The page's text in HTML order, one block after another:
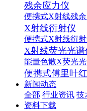
残余应力仪
便携式X射线残
X射线衍射仪
便携式X射线衍
X射线荧光光谱
能量色散X荧光
便携式傅里叶
新闻动态
全部 行业资讯 技
资料下载